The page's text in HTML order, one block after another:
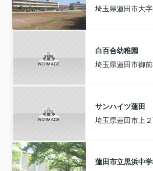
埼玉県蓮田市大
白百合幼稚園
埼玉県蓮田市御
サンハイツ蓮田
埼玉県蓮田市上
蓮田市立黒浜中